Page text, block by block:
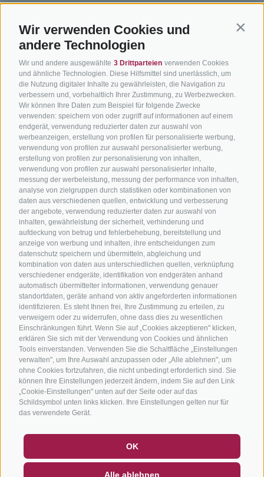
Wir verwenden Cookies und
andere Technologien
Wir und andere ausgewählte 3 Drittparteien verwenden Cookies
und ähnliche Technologien. Diese Hilfsmittel sind unerlässlich, um
die Nutzung digitaler Inhalte zu gewährleisten, die Navigation zu
verbessern und, vorbehaltlich Ihrer Zustimmung, zu Werbezwecken.
Wir können Ihre Daten zum Beispiel für folgende Zwecke
verwenden: speichern von oder zugriff auf informationen auf einem
endgerät, verwendung reduzierter daten zur auswahl von
werbeanzeigen, erstellung von profilen für personalisierte werbung,
verwendung von profilen zur auswahl personalisierter werbung,
erstellung von profilen zur personalisierung von inhalten,
verwendung von profilen zur auswahl personalisierter inhalte,
messung der werbeleistung, messung der performance von inhalten,
analyse von zielgruppen durch statistiken oder kombinationen von
daten aus verschiedenen quellen, entwicklung und verbesserung
der angebote, verwendung reduzierter daten zur auswahl von
inhalten, gewährleistung der sicherheit, verhinderung und
aufdeckung von betrug und fehlerbehebung, bereitstellung und
anzeige von werbung und inhalten, ihre entscheidungen zum
datenschutz speichern und übermitteln, abgleichung und
kombination von daten aus unterschiedlichen quellen, verknüpfung
verschiedener endgeräte, identifikation von endgeräten anhand
automatisch übermittelter informationen, verwendung genauer
standortdaten, geräte anhand von aktiv angeforderten informationen
identifizieren. Es steht Ihnen frei, Ihre Zustimmung zu erteilen, zu
verweigern oder zu widerrufen, ohne dass dies zu wesentlichen
Einschränkungen führt. Wenn Sie auf „Cookies akzeptieren" klicken,
erklären Sie sich mit der Verwendung von Cookies und ähnlichen
Tools einverstanden. Verwenden Sie die Schaltfläche „Einstellungen
verwalten", um Ihre Auswahl anzupassen oder „Alle ablehnen", um
ohne Cookies fortzufahren, die nicht unbedingt erforderlich sind. Sie
können Ihre Einstellungen jederzeit ändern, indem Sie auf den Link
„Cookie-Einstellungen" unten auf der Seite oder auf das
Schildsymbol unten links klicken. Ihre Einstellungen gelten nur für
das verwendete Gerät.
OK
Alle ablehnen
NEWSLETTER
SOCIAL WALL WETTER
SÜDTIROL
Hotels & Pakete
Urlaubspakete
Unsere Gutscheine
Hot Deals
Bike & Work
BIKEN IN
SÜDTIROL
Mountainbiken in
Südtirol
Rennradfahren in
Südtirol
Radwege in Südtirol
Bikeshops & Verleihe
Bike-Schulen
Tourenzentrale
Kontakt
Anreise
Wetter
Zum
info@bikehotels.it
MELDE DICH ZU UNSEREM NEWSLETTER AN!
JETZT ANMELDEN
IMPRESSUM | SITEMAP | COOKIE-RICHTLINIE | PRIVACY |